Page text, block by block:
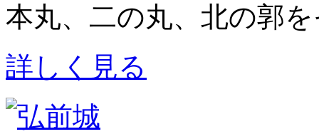
本丸、二の丸、北の郭
詳しく見る